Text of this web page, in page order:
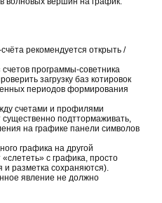
рекомендуется открыть /
программы-советника
загрузку баз котировок
периодов формирования
счетами и профилями
подттормаживать,
на графике панели символов
графика на другой
с графика, просто
и разметка сохраняются).
явление не должно